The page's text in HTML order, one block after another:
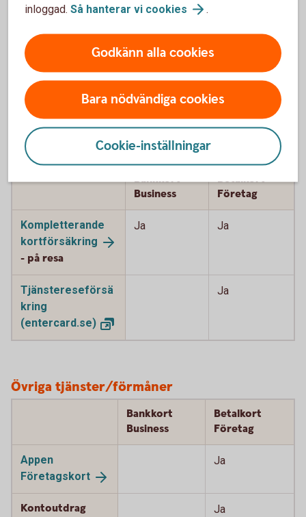
betallösningar
Fidesmo Pay
och Google
och Samsung
Försäkringar
Bankkort
Business
Betalkort
Företag
Kompletterande
kortförsäkring
- på resa
Ja Ja
Tjänstereseförsä
kring
(entercard.se)
Ja
Övriga tjänster/förmåner
Bankkort
Business
Betalkort
Företag
Appen
Företagskort
Ja
Kontoutdrag
Ja
inloggad. Så hanterar vi cookies .
Godkänn alla cookies
Bara nödvändiga cookies
Cookie-inställningar